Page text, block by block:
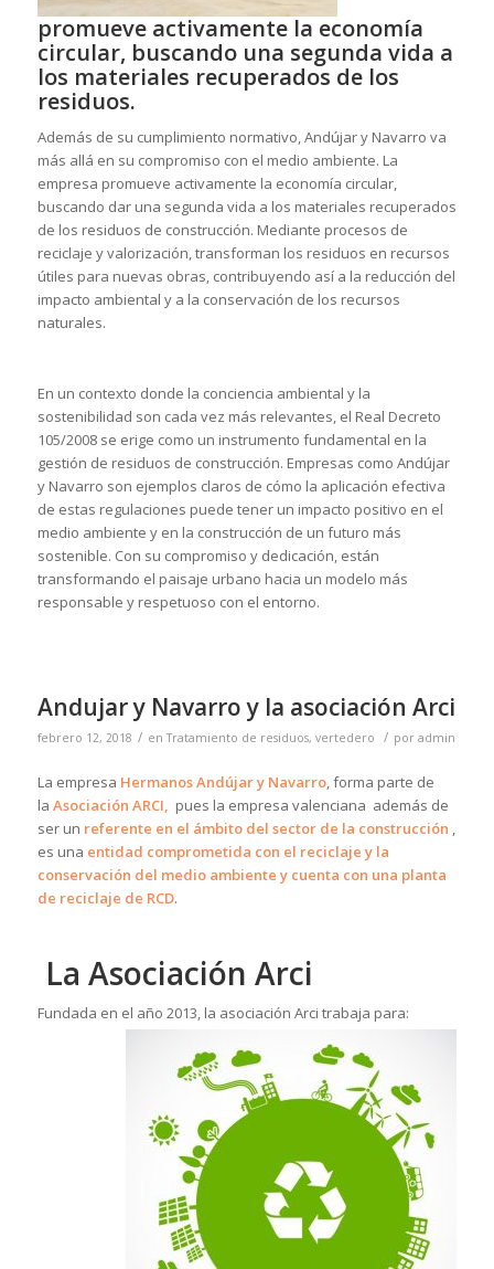
promueve activamente la economía
circular, buscando una segunda vida a
los materiales recuperados de los
residuos.
Además de su cumplimiento normativo, Andújar y Navarro va
más allá en su compromiso con el medio ambiente. La
empresa promueve activamente la economía circular,
buscando dar una segunda vida a los materiales recuperados
de los residuos de construcción. Mediante procesos de
reciclaje y valorización, transforman los residuos en recursos
útiles para nuevas obras, contribuyendo así a la reducción del
impacto ambiental y a la conservación de los recursos
naturales.
En un contexto donde la conciencia ambiental y la
sostenibilidad son cada vez más relevantes, el Real Decreto
105/2008 se erige como un instrumento fundamental en la
gestión de residuos de construcción. Empresas como Andújar
y Navarro son ejemplos claros de cómo la aplicación efectiva
de estas regulaciones puede tener un impacto positivo en el
medio ambiente y en la construcción de un futuro más
sostenible. Con su compromiso y dedicación, están
transformando el paisaje urbano hacia un modelo más
responsable y respetuoso con el entorno.
Andujar y Navarro y la asociación Arci
febrero 12, 2018 / enTratamiento de residuos, vertedero / por admin
La empresa Hermanos Andújar y Navarro, forma parte de
la Asociación ARCI, pues la empresa valenciana además de
ser un referente en el ámbito del sector de la construcción ,
es una entidad comprometida con el reciclaje y la
conservación del medio ambiente y cuenta con una planta
de reciclaje de RCD.
La Asociación Arci
Fundada en el año 2013, la asociación Arci trabaja para: